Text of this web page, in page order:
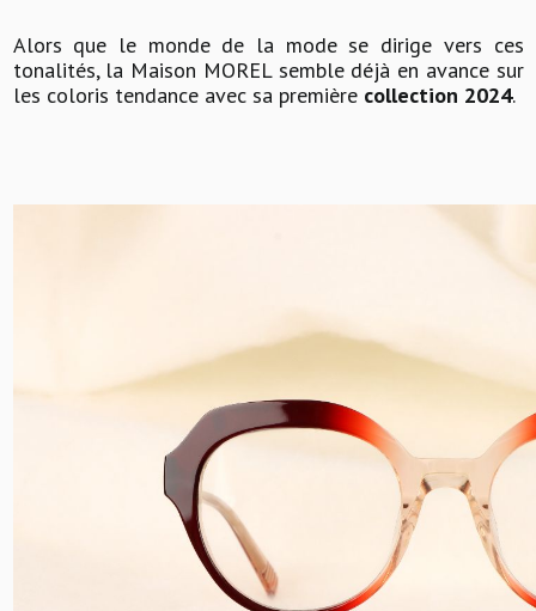
Alors que le monde de la mode se dirige vers ces
tonalités, la Maison MOREL semble déjà en avance sur
les coloris tendance avec sa première collection 2024.